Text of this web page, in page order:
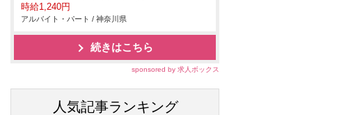
時給1,240円
アルバイト・パート / 神奈川県
続きはこちら
sponsored by 求人ボックス
人気記事ランキング